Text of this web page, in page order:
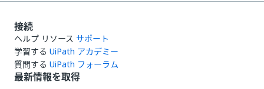
接続
ヘルプ リソース サポート
学習する UiPath アカデミー
質問する UiPath フォーラム
最新情報を取得